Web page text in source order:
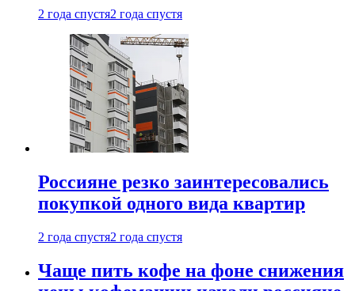
2 года спустя2 года спустя
Россияне резко заинтересовались
покупкой одного вида квартир
2 года спустя2 года спустя
Чаще пить кофе на фоне снижения